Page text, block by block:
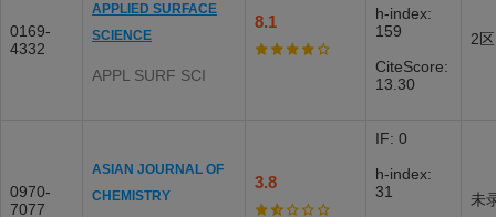
0169-
4332
APPLIED SURFACE
SCIENCE
APPL SURF SCI
8.1
h-index:
159
CiteScore:
13.30
2区
0970-
7077
ASIAN JOURNAL OF
CHEMISTRY
3.8
IF: 0
h-index:
31
未